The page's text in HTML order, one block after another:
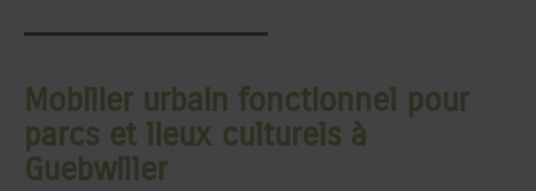
Mobilier urbain fonctionnel pour
parcs et lieux culturels à
Guebwiller